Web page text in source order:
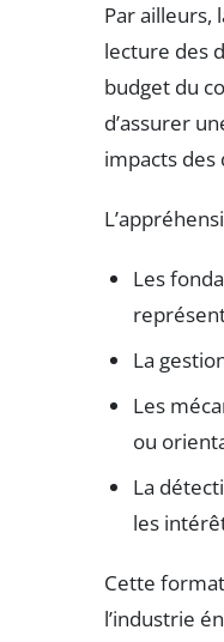
Par ailleurs,
lecture des
budget du
d’assurer
impacts des
Les
La
Les
ou
La
les
Cette
l’industrie